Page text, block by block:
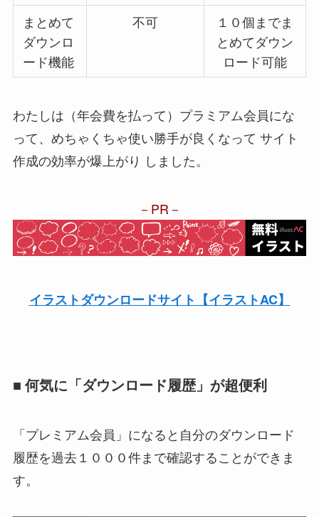
まとめて
ダウンロ
ード機能
不可
１０個までま
とめてダウン
ロード可能
わたしは（年会費を払って）プラミアム会員にな
って、めちゃくちゃ使い勝手が良くなって サイト
作成の効率が爆上がり しました。
PR
イラストダウンロードサイト【イラストAC】
■ 何気に「ダウンロード履歴」が超便利
「プレミアム会員」になると自分のダウンロード
履歴を過去１０００件まで確認することができま
す。